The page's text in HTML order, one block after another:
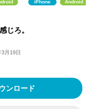
iPhone Android
じろ。
月19日
ンロード